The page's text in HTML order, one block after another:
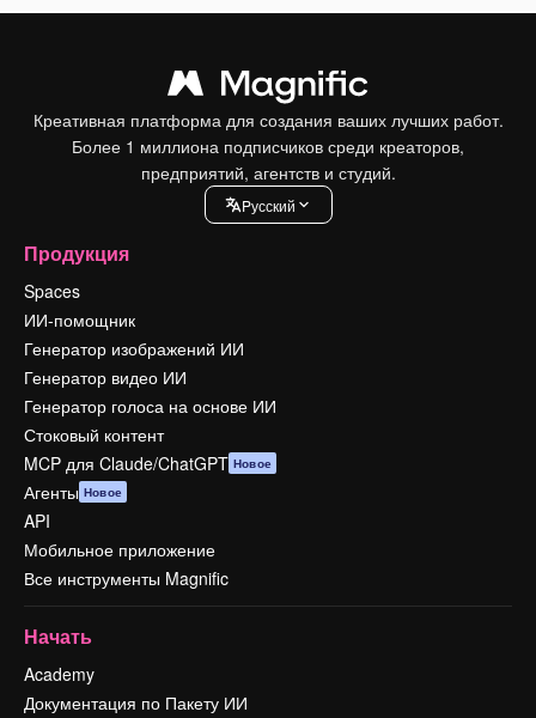
Креативная платформа для создания ваших лучших работ.
Более 1 миллиона подписчиков среди креаторов,
предприятий, агентств и студий.
Pусский
Продукция
Spaces
ИИ-помощник
Генератор изображений ИИ
Генератор видео ИИ
Генератор голоса на основе ИИ
Стоковый контент
MCP для Claude/ChatGPT Новое
Агенты Новое
API
Мобильное приложение
Все инструменты Magnific
Начать
Academy
Документация по Пакету ИИ